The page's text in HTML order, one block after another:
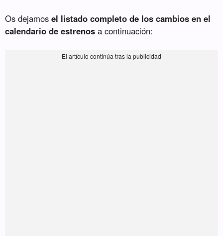
Os dejamosel listado completo de los cambios en el
calendario de estrenos a continuación: